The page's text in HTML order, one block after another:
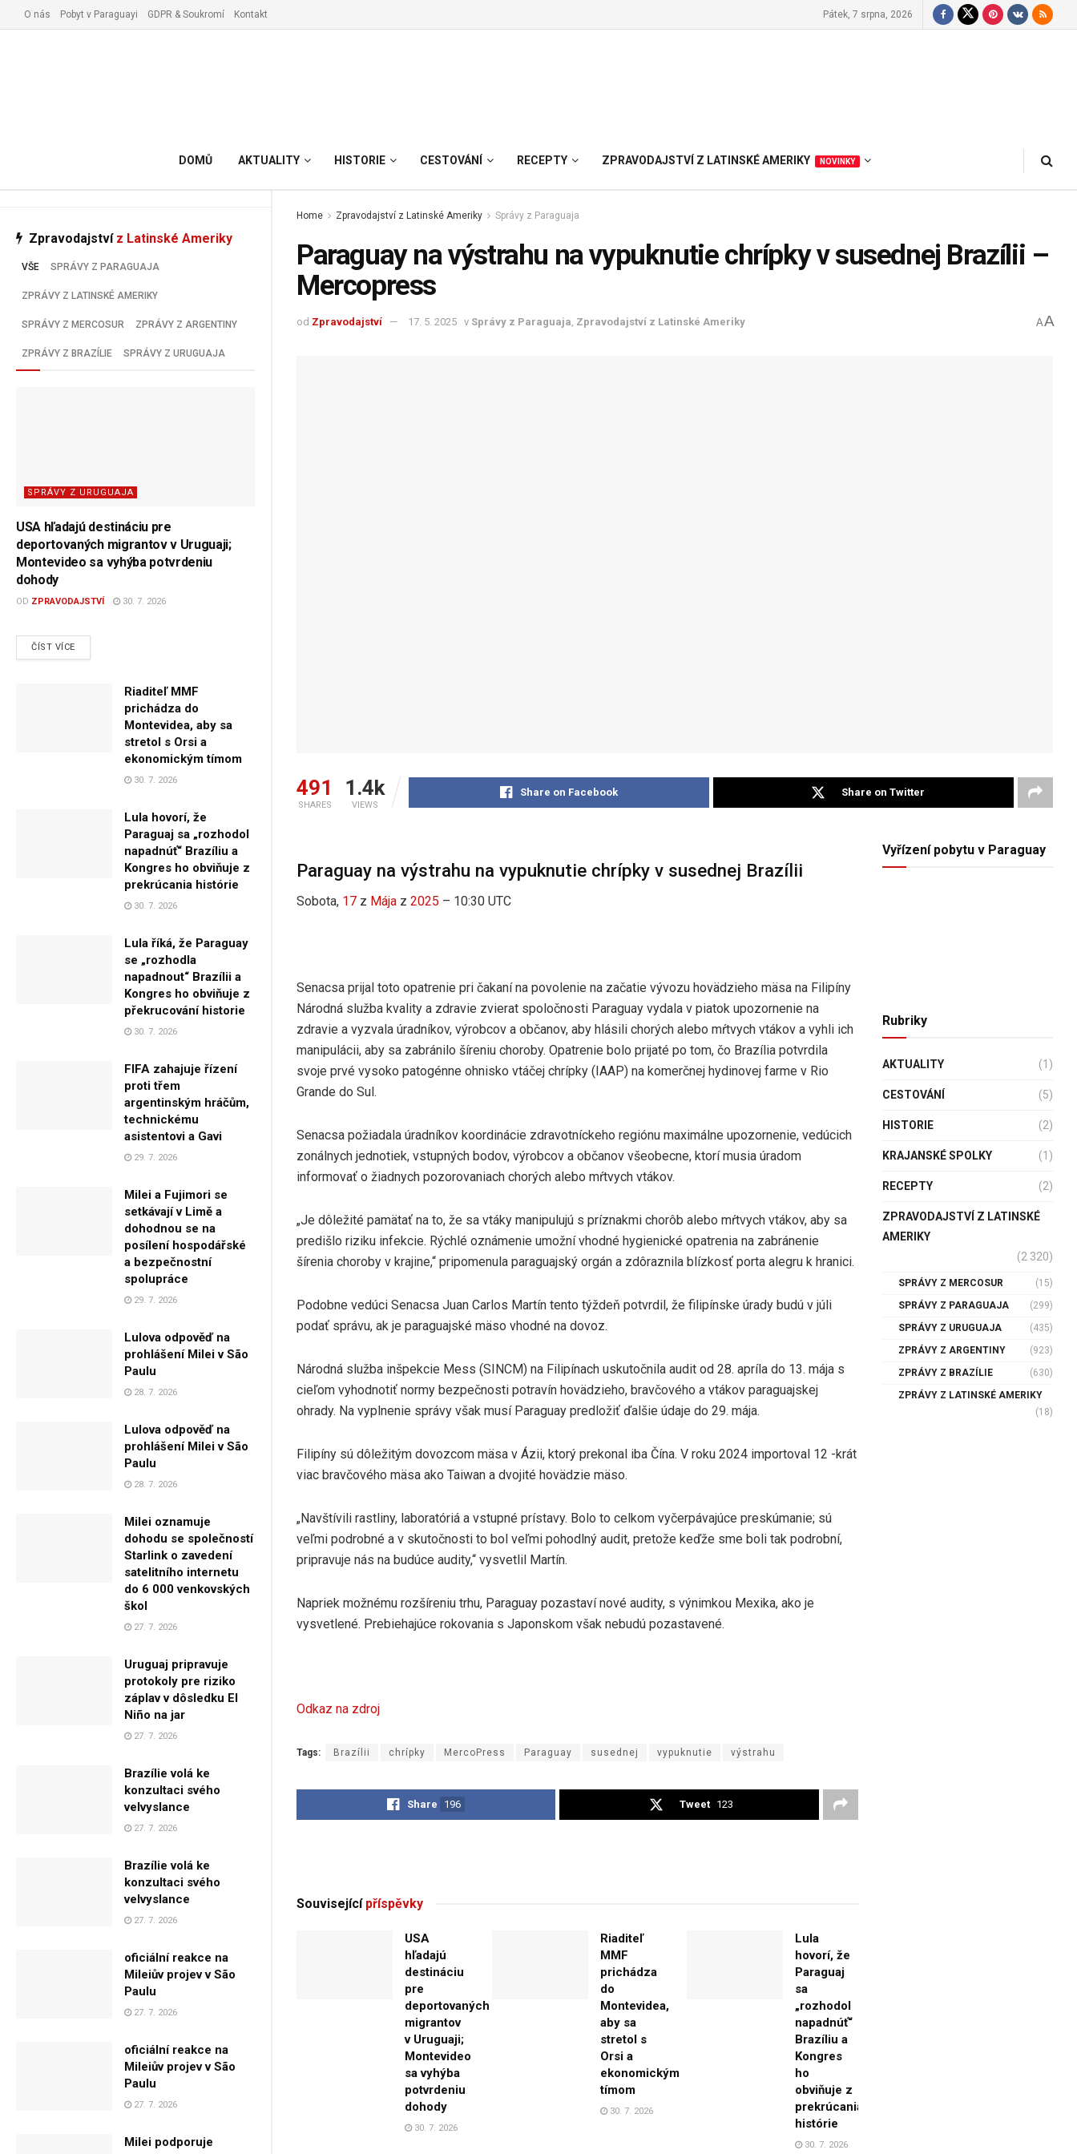
Vyřízení pobytu v Paraguay
Zpravodajství z Latinské Ameriky
VŠE SPRÁVY Z PARAGUAJA
ZPRÁVY Z LATINSKÉ AMERIKY
SPRÁVY Z MERCOSUR ZPRÁVY Z ARGENTINY
ZPRÁVY Z BRAZÍLIE SPRÁVY Z URUGUAJA
SPRÁVY Z URUGUAJA
USA hľadajú destináciu pre
deportovaných migrantov v Uruguaji;
Montevideo sa vyhýba potvrdeniu
dohody
OD ZPRAVODAJSTVÍ 30. 7. 2026
ČÍST VÍCEDETAILS
Riaditeľ MMF
prichádza do
Montevidea, aby sa
stretol s Orsi a
ekonomickým tímom
30. 7. 2026
Lula hovorí, že
Paraguaj sa „rozhodol
napadnúť“ Brazíliu a
Kongres ho obviňuje z
prekrúcania histórie
30. 7. 2026
Lula říká, že Paraguay
se „rozhodla
napadnout“ Brazílii a
Kongres ho obviňuje z
překrucování historie
30. 7. 2026
FIFA zahajuje řízení
proti třem
argentinským hráčům,
technickému
asistentovi a Gavi
29. 7. 2026
Milei a Fujimori se
setkávají v Limě a
dohodnou se na
posílení hospodářské
a bezpečnostní
spolupráce
29. 7. 2026
Lulova odpověď na
prohlášení Milei v São
Paulu
28. 7. 2026
Lulova odpověď na
prohlášení Milei v São
Paulu
28. 7. 2026
Milei oznamuje
dohodu se společností
Starlink o zavedení
satelitního internetu
do 6 000 venkovských
škol
27. 7. 2026
Uruguaj pripravuje
protokoly pre riziko
záplav v dôsledku El
Niño na jar
27. 7. 2026
Brazílie volá ke
konzultaci svého
velvyslance
27. 7. 2026
Brazílie volá ke
konzultaci svého
velvyslance
27. 7. 2026
oficiální reakce na
Mileiův projev v São
Paulu
27. 7. 2026
oficiální reakce na
Mileiův projev v São
Paulu
27. 7. 2026
Milei podporuje
O nás Pobyt v Paraguayi GDPR & Soukromí Kontakt Pátek, 7 srpna, 2026
DOMŮ AKTUALITY HISTORIE CESTOVÁNÍ RECEPTY ZPRAVODAJSTVÍ Z LATINSKÉ AMERIKY NOVINKY
Home Zpravodajství z Latinské Ameriky Správy z Paraguaja
Paraguay na výstrahu na vypuknutie chrípky v susednej Brazílii –
Mercopress
od Zpravodajství 17. 5. 2025 v Správy z Paraguaja, Zpravodajství z Latinské Ameriky AA
491
SHARES
1.4k
VIEWS
Share on Facebook Share on Twitter
Paraguay na výstrahu na vypuknutie chrípky v susednej Brazílii
Sobota, 17 z Mája z 2025 – 10:30 UTC
Senacsa prijal toto opatrenie pri čakaní na povolenie na začatie vývozu hovädzieho mäsa na Filipíny
Národná služba kvality a zdravie zvierat spoločnosti Paraguay vydala v piatok upozornenie na
zdravie a vyzvala úradníkov, výrobcov a občanov, aby hlásili chorých alebo mŕtvych vtákov a vyhli ich
manipulácii, aby sa zabránilo šíreniu choroby. Opatrenie bolo prijaté po tom, čo Brazília potvrdila
svoje prvé vysoko patogénne ohnisko vtáčej chrípky (IAAP) na komerčnej hydinovej farme v Rio
Grande do Sul.
Senacsa požiadala úradníkov koordinácie zdravotníckeho regiónu maximálne upozornenie, vedúcich
zonálnych jednotiek, vstupných bodov, výrobcov a občanov všeobecne, ktorí musia úradom
informovať o žiadnych pozorovaniach chorých alebo mŕtvych vtákov.
„Je dôležité pamätať na to, že sa vtáky manipulujú s príznakmi chorôb alebo mŕtvych vtákov, aby sa
predišlo riziku infekcie. Rýchlé oznámenie umožní vhodné hygienické opatrenia na zabránenie
šírenia choroby v krajine,“ pripomenula paraguajský orgán a zdôraznila blízkosť porta alegru k hranici.
Podobne vedúci Senacsa Juan Carlos Martín tento týždeň potvrdil, že filipínske úrady budú v júli
podať správu, ak je paraguajské mäso vhodné na dovoz.
Národná služba inšpekcie Mess (SINCM) na Filipínach uskutočnila audit od 28. apríla do 13. mája s
cieľom vyhodnotiť normy bezpečnosti potravín hovädzieho, bravčového a vtákov paraguajskej
ohrady. Na vyplnenie správy však musí Paraguay predložiť ďalšie údaje do 29. mája.
Filipíny sú dôležitým dovozcom mäsa v Ázii, ktorý prekonal iba Čína. V roku 2024 importoval 12 -krát
viac bravčového mäsa ako Taiwan a dvojité hovädzie mäso.
„Navštívili rastliny, laboratóriá a vstupné prístavy. Bolo to celkom vyčerpávajúce preskúmanie; sú
veľmi podrobné a v skutočnosti to bol veľmi pohodlný audit, pretože keďže sme boli tak podrobní,
pripravuje nás na budúce audity,“ vysvetlil Martín.
Napriek možnému rozšíreniu trhu, Paraguay pozastaví nové audity, s výnimkou Mexika, ako je
vysvetlené. Prebiehajúce rokovania s Japonskom však nebudú pozastavené.
Odkaz na zdroj
Tags: Brazílii chrípky MercoPress Paraguay susednej vypuknutie výstrahu
Share 196 Tweet 123
Souvisejícípříspěvky
USA
hľadajú
destináciu
pre
deportovaných
migrantov
v Uruguaji;
Montevideo
sa vyhýba
potvrdeniu
dohody
30. 7. 2026
Riaditeľ
MMF
prichádza
do
Montevidea,
aby sa
stretol s
Orsi a
ekonomickým
tímom
30. 7. 2026
Lula
hovorí, že
Paraguaj
sa
„rozhodol
napadnúť“
Brazíliu a
Kongres
ho
obviňuje z
prekrúcania
histórie
30. 7. 2026
Vyřízení pobytu v Paraguay
Rubriky
AKTUALITY (1)
CESTOVÁNÍ (5)
HISTORIE (2)
KRAJANSKÉ SPOLKY (1)
RECEPTY (2)
ZPRAVODAJSTVÍ Z LATINSKÉ
AMERIKY
(2 320)
SPRÁVY Z MERCOSUR
(15)
SPRÁVY Z PARAGUAJA
(299)
SPRÁVY Z URUGUAJA
(435)
ZPRÁVY Z ARGENTINY
(923)
ZPRÁVY Z BRAZÍLIE
(630)
ZPRÁVY Z LATINSKÉ AMERIKY
(18)